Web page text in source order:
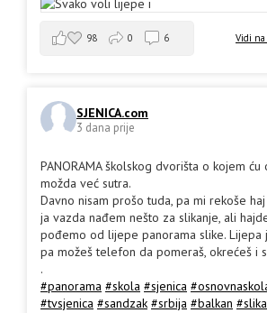
Vidi na
98 0 6
SJENICA.com
3 dana prije
PANORAMA školskog dvorišta o kojem ću
možda već sutra.
Davno nisam prošo tuda, pa mi rekoše
ja vazda nađem nešto za slikanje, ali
pođemo od lijepe panorama slike. Lijepa
pa možeš telefon da pomeraš, okrećeš i
.
#panorama #skola #sjenica
#tvsjenica #sandzak #srbija #balkan